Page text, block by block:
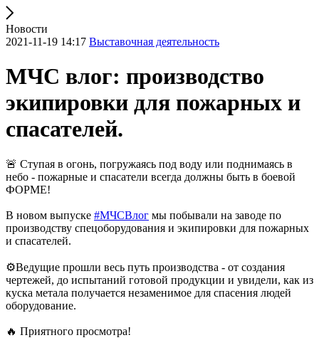
Новости
2021-11-19 14:17 Выставочная деятельность
МЧС влог: производство
экипировки для пожарных и
спасателей.
🚨 Ступая в огонь, погружаясь под воду или поднимаясь в
небо - пожарные и спасатели всегда должны быть в боевой
ФОРМЕ!
В новом выпуске #МЧСВлог мы побывали на заводе по
производству спецоборудования и экипировки для пожарных
и спасателей.
⚙Ведущие прошли весь путь производства - от создания
чертежей, до испытаний готовой продукции и увидели, как из
куска метала получается незаменимое для спасения людей
оборудование.
🔥 Приятного просмотра!